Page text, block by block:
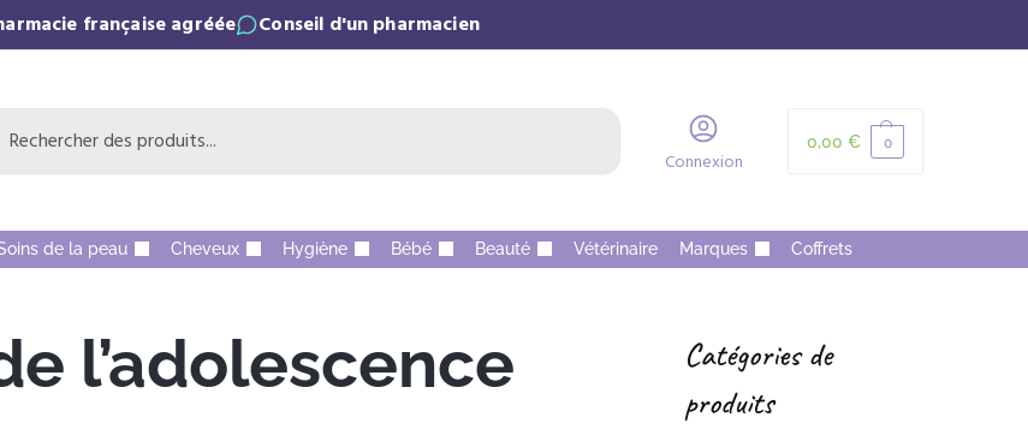
française agréée Conseil d'un pharmacien
Connexion
0,00 € 0
de la peau Cheveux Hygiène Bébé Beauté Vétérinaire Marques Coffrets
l’adolescence
Catégories de
produits